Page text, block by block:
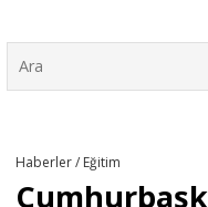
Haberler / Eğitim